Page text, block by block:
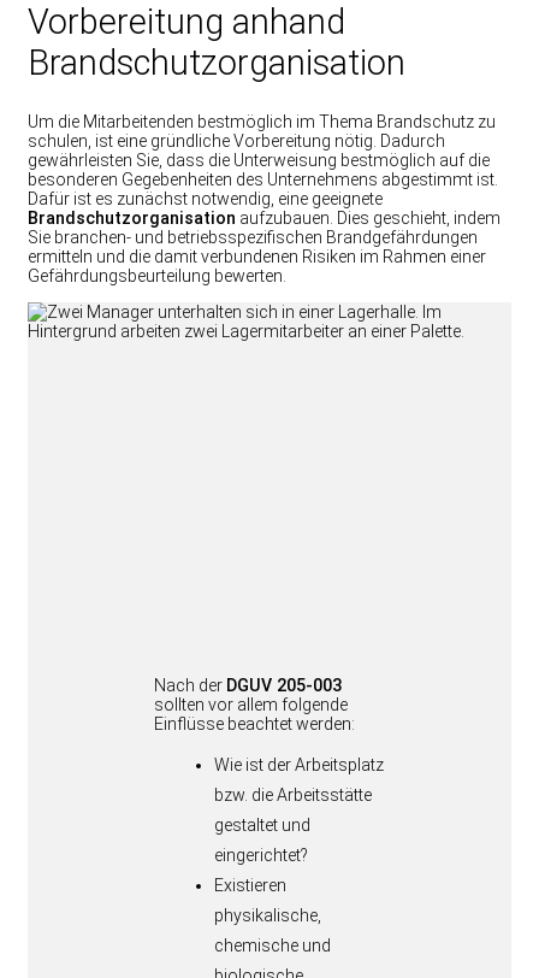
Vorbereitung anhand
Brandschutzorganisation
Um die Mitarbeitenden bestmöglich im Thema Brandschutz zu
schulen, ist eine gründliche Vorbereitung nötig. Dadurch
gewährleisten Sie, dass die Unterweisung bestmöglich auf die
besonderen Gegebenheiten des Unternehmens abgestimmt ist.
Dafür ist es zunächst notwendig, eine geeignete
Brandschutzorganisation aufzubauen. Dies geschieht, indem
Sie branchen- und betriebsspezifischen Brandgefährdungen
ermitteln und die damit verbundenen Risiken im Rahmen einer
Gefährdungsbeurteilung bewerten.
Nach der DGUV 205-003
sollten vor allem folgende
Einflüsse beachtet werden:
Wie ist der Arbeitsplatz
bzw. die Arbeitsstätte
gestaltet und
eingerichtet?
Existieren
physikalische,
chemische und